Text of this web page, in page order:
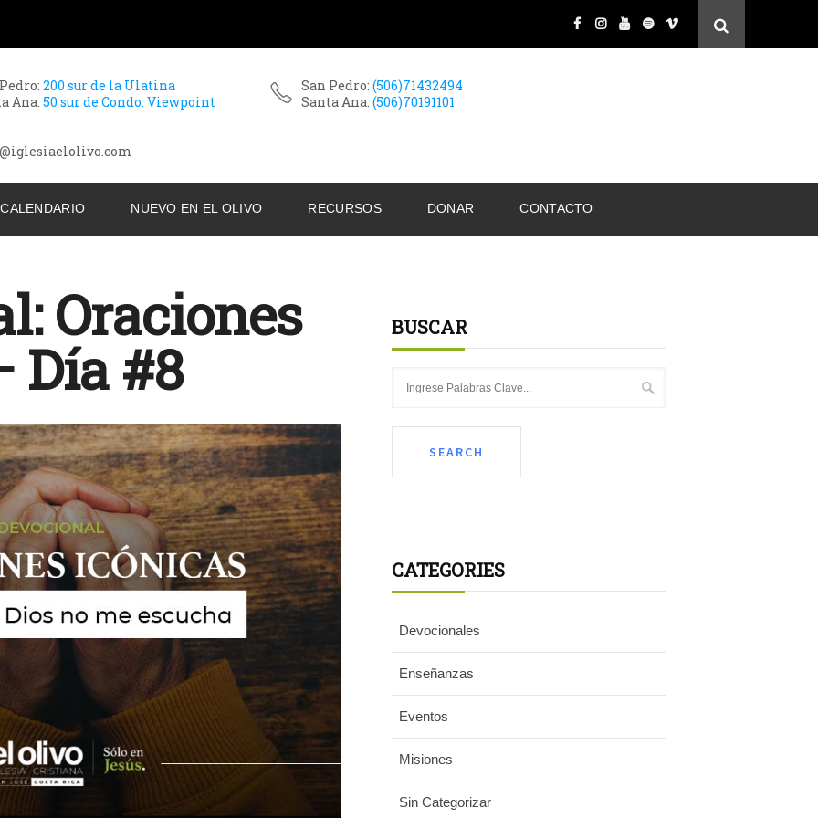
200 sur de la Ulatina
Ana: 50 sur de Condo. Viewpoint
San Pedro: (506)71432494
Santa Ana: (506)70191101
CALENDARIO NUEVO EN EL OLIVO RECURSOS DONAR CONTACTO
Oraciones
Día #8
BUSCAR
CATEGORIES
Devocionales
Enseñanzas
Eventos
Misiones
Sin Categorizar